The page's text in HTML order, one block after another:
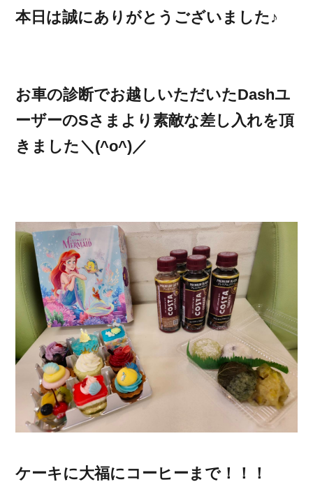
本日は誠にありがとうございました♪
お車の診断でお越しいただいたDashユ
ーザーのSさまより素敵な差し入れを頂
きました＼(^o^)／
ケーキに大福にコーヒーまで！！！